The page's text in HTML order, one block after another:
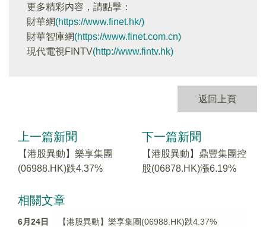
更多精彩内容，請點擊：
財華網(https://www.finet.hk/)
財華智庫網(https://www.finet.com.cn)
現代電視FINTV(http://www.fintv.hk)
返回上頁
上一篇新聞
【港股異動】樂享集團
(06988.HK)跌4.37%
下一篇新聞
【港股異動】鼎豐集團控
股(06878.HK)漲6.19%
相關文章
6月24日 【港股異動】樂享集團(06988.HK)跌4.37%